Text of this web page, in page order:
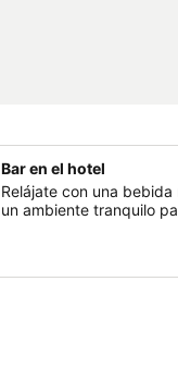
Bar en el hotel
Relájate con una
un ambiente tranquilo